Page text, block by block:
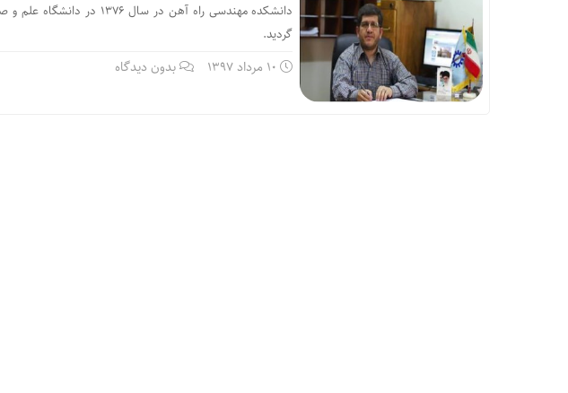
گردید.
10 مرداد 1397 بدون دیدگاه